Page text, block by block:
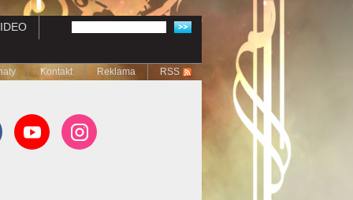
Kontakt Reklama RSS